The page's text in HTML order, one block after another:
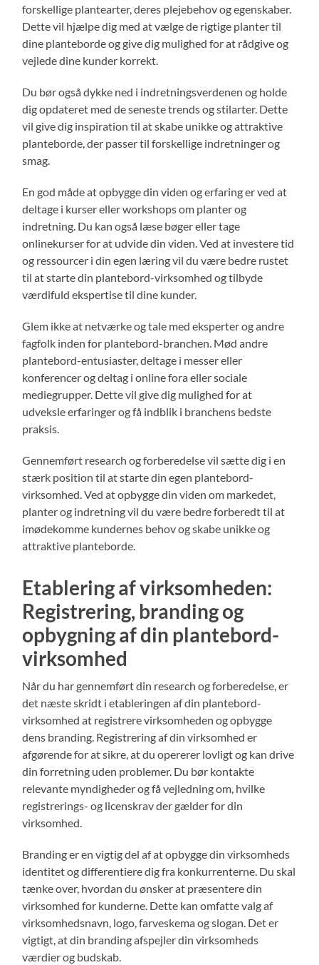
forskellige plantearter, deres plejebehov og egenskaber.
Dette vil hjælpe dig med at vælge de rigtige planter til
dine planteborde og give dig mulighed for at rådgive og
vejlede dine kunder korrekt.
Du bør også dykke ned i indretningsverdenen og holde
dig opdateret med de seneste trends og stilarter. Dette
vil give dig inspiration til at skabe unikke og attraktive
planteborde, der passer til forskellige indretninger og
smag.
En god måde at opbygge din viden og erfaring er ved at
deltage i kurser eller workshops om planter og
indretning. Du kan også læse bøger eller tage
onlinekurser for at udvide din viden. Ved at investere tid
og ressourcer i din egen læring vil du være bedre rustet
til at starte din plantebord-virksomhed og tilbyde
værdifuld ekspertise til dine kunder.
Glem ikke at netværke og tale med eksperter og andre
fagfolk inden for plantebord-branchen. Mød andre
plantebord-entusiaster, deltage i messer eller
konferencer og deltag i online fora eller sociale
mediegrupper. Dette vil give dig mulighed for at
udveksle erfaringer og få indblik i branchens bedste
praksis.
Gennemført research og forberedelse vil sætte dig i en
stærk position til at starte din egen plantebord-
virksomhed. Ved at opbygge din viden om markedet,
planter og indretning vil du være bedre forberedt til at
imødekomme kundernes behov og skabe unikke og
attraktive planteborde.
Etablering af virksomheden:
Registrering, branding og
opbygning af din plantebord-
virksomhed
Når du har gennemført din research og forberedelse, er
det næste skridt i etableringen af din plantebord-
virksomhed at registrere virksomheden og opbygge
dens branding. Registrering af din virksomhed er
afgørende for at sikre, at du opererer lovligt og kan drive
din forretning uden problemer. Du bør kontakte
relevante myndigheder og få vejledning om, hvilke
registrerings- og licenskrav der gælder for din
virksomhed.
Branding er en vigtig del af at opbygge din virksomheds
identitet og differentiere dig fra konkurrenterne. Du skal
tænke over, hvordan du ønsker at præsentere din
virksomhed for kunderne. Dette kan omfatte valg af
virksomhedsnavn, logo, farveskema og slogan. Det er
vigtigt, at din branding afspejler din virksomheds
værdier og budskab.